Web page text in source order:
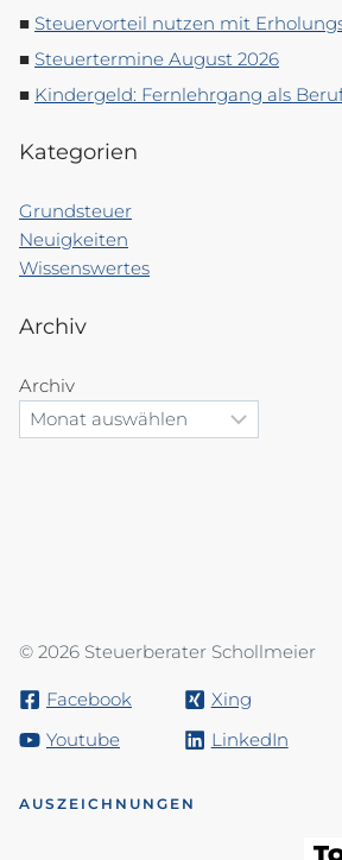
Steuervorteil nutzen mit
Steuertermine August 2026
Kindergeld: Fernlehrgang als
Kategorien
Grundsteuer
Neuigkeiten
Wissenswertes
Archiv
Archiv
© 2026 Steuerberater Schollmeier
Facebook Xing
Youtube
LinkedIn
AUSZEICHNUNGEN